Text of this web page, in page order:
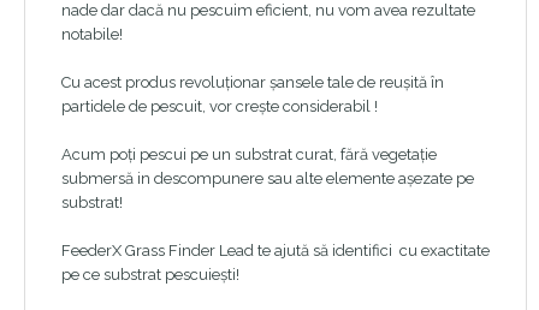
nade dar dacă nu pescuim eficient, nu vom avea rezultate
notabile!
Cu acest produs revoluționar șansele tale de reușită în
partidele de pescuit, vor crește considerabil !
Acum poți pescui pe un substrat curat, fără vegetație
submersă in descompunere sau alte elemente așezate pe
substrat!
FeederX Grass Finder Lead te ajută să identifici cu exactitate
pe ce substrat pescuiești!